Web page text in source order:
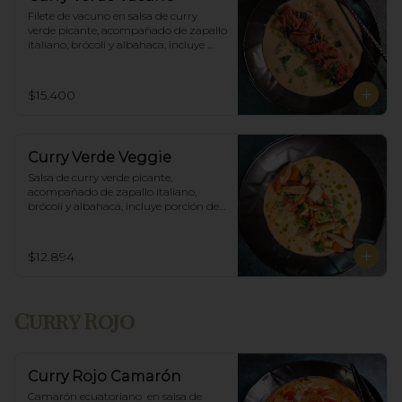
Filete de vacuno en salsa de curry
verde picante, acompañado de zapallo
italiano, brócoli y albahaca, incluye
$15.400
Curry Verde Veggie
Salsa de curry verde picante,
acompañado de zapallo italiano,
brócoli y albahaca, incluye porción de
$12.894
Curry Rojo
Curry Rojo Camarón
Camarón ecuatoriano  en salsa de